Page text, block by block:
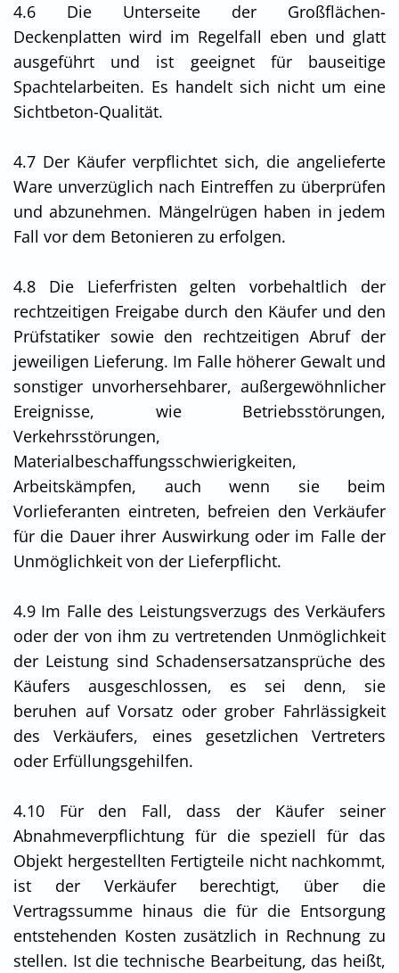
4.6 Die Unterseite der Großflächen-
Deckenplatten wird im Regelfall eben und glatt
ausgeführt und ist geeignet für bauseitige
Spachtelarbeiten. Es handelt sich nicht um eine
Sichtbeton-Qualität.
4.7 Der Käufer verpflichtet sich, die angelieferte
Ware unverzüglich nach Eintreffen zu überprüfen
und abzunehmen. Mängelrügen haben in jedem
Fall vor dem Betonieren zu erfolgen.
4.8 Die Lieferfristen gelten vorbehaltlich der
rechtzeitigen Freigabe durch den Käufer und den
Prüfstatiker sowie den rechtzeitigen Abruf der
jeweiligen Lieferung. Im Falle höherer Gewalt und
sonstiger unvorhersehbarer, außergewöhnlicher
Ereignisse, wie Betriebsstörungen,
Verkehrsstörungen,
Materialbeschaffungsschwierigkeiten,
Arbeitskämpfen, auch wenn sie beim
Vorlieferanten eintreten, befreien den Verkäufer
für die Dauer ihrer Auswirkung oder im Falle der
Unmöglichkeit von der Lieferpflicht.
4.9 Im Falle des Leistungsverzugs des Verkäufers
oder der von ihm zu vertretenden Unmöglichkeit
der Leistung sind Schadensersatzansprüche des
Käufers ausgeschlossen, es sei denn, sie
beruhen auf Vorsatz oder grober Fahrlässigkeit
des Verkäufers, eines gesetzlichen Vertreters
oder Erfüllungsgehilfen.
4.10 Für den Fall, dass der Käufer seiner
Abnahmeverpflichtung für die speziell für das
Objekt hergestellten Fertigteile nicht nachkommt,
ist der Verkäufer berechtigt, über die
Vertragssumme hinaus die für die Entsorgung
entstehenden Kosten zusätzlich in Rechnung zu
stellen. Ist die technische Bearbeitung, das heißt,